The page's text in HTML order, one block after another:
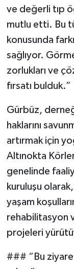
ve değerli tıp
mutlu etti. Bu
konusunda
sağlıyor.
zorlukları ve
fırsatı bulduk.”
Gürbüz,
haklarını
artırmak için
Altınokta
genelinde
kuruluşu
yaşam
rehabilitasyon
projeleri
### “Bu